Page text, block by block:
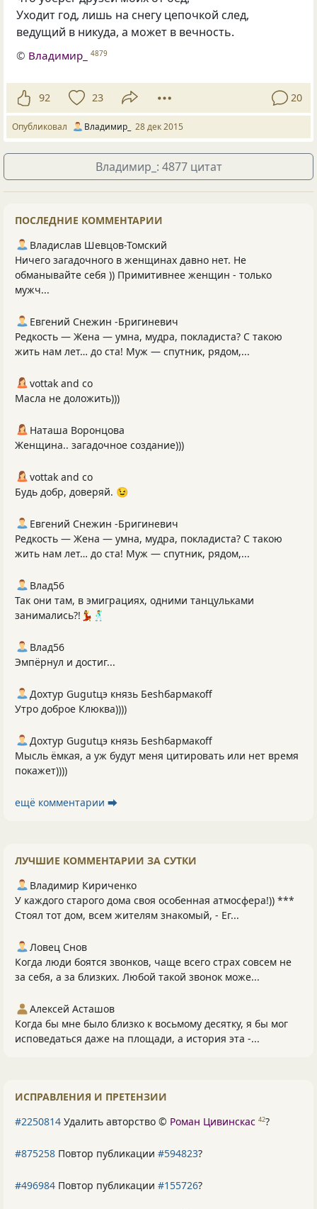
Уходит год, лишь на снегу цепочкой след,
ведущий в никуда, а может в вечность.
© Владимир_ 4879
92 23 20
Опубликовал Владимир_ 28 дек 2015
Владимир_: 4877 цитат
ПОСЛЕДНИЕ КОММЕНТАРИИ
Владислав Шевцов-Томский
Ничего загадочного в женщинах давно нет. Не
обманывайте себя )) Примитивнее женщин - только
мужч...
Евгений Снежин -Бригиневич
Редкость — Жена — умна, мудра, покладиста? С такою
жить нам лет… до ста! Муж — спутник, рядом,...
vottak and co
Масла не доложить)))
Наташа Воронцова
Женщина.. загадочное создание)))
vottak and co
Будь добр, доверяй. 😉
Евгений Снежин -Бригиневич
Редкость — Жена — умна, мудра, покладиста? С такою
жить нам лет… до ста! Муж — спутник, рядом,...
Влад56
Так они там, в эмиграциях, одними танцульками
занимались?!💃🕺
Влад56
Эмпёрнул и достиг...
Дохтур Gugutцэ князь Беshбармакоff
Утро доброе Клюква))))
Дохтур Gugutцэ князь Беshбармакоff
Мысль ёмкая, а уж будут меня цитировать или нет время
покажет))))
ещё комментарии ⮕
ЛУЧШИЕ КОММЕНТАРИИ ЗА СУТКИ
Владимир Кириченко
У каждого старого дома своя особенная атмосфера!)) ***
Стоял тот дом, всем жителям знакомый, - Ег...
Ловец Снов
Когда люди боятся звонков, чаще всего страх совсем не
за себя, а за близких. Любой такой звонок може...
Алексей Асташов
Когда бы мне было близко к восьмому десятку, я бы мог
исповедаться даже на площади, а история эта -...
ИСПРАВЛЕНИЯ И ПРЕТЕНЗИИ
#2250814 Удалить авторство © Роман Цивинскас 42?
#875258 Повтор публикации #594823?
#496984 Повтор публикации #155726?